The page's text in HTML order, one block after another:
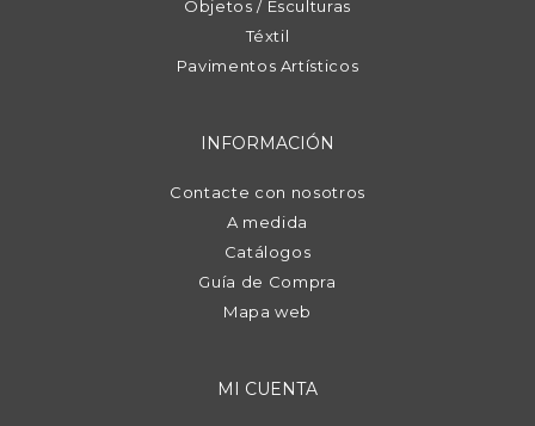
Objetos / Esculturas
Téxtil
Pavimentos Artísticos
INFORMACIÓN
Contacte con nosotros
A medida
Catálogos
Guía de Compra
Mapa web
MI CUENTA